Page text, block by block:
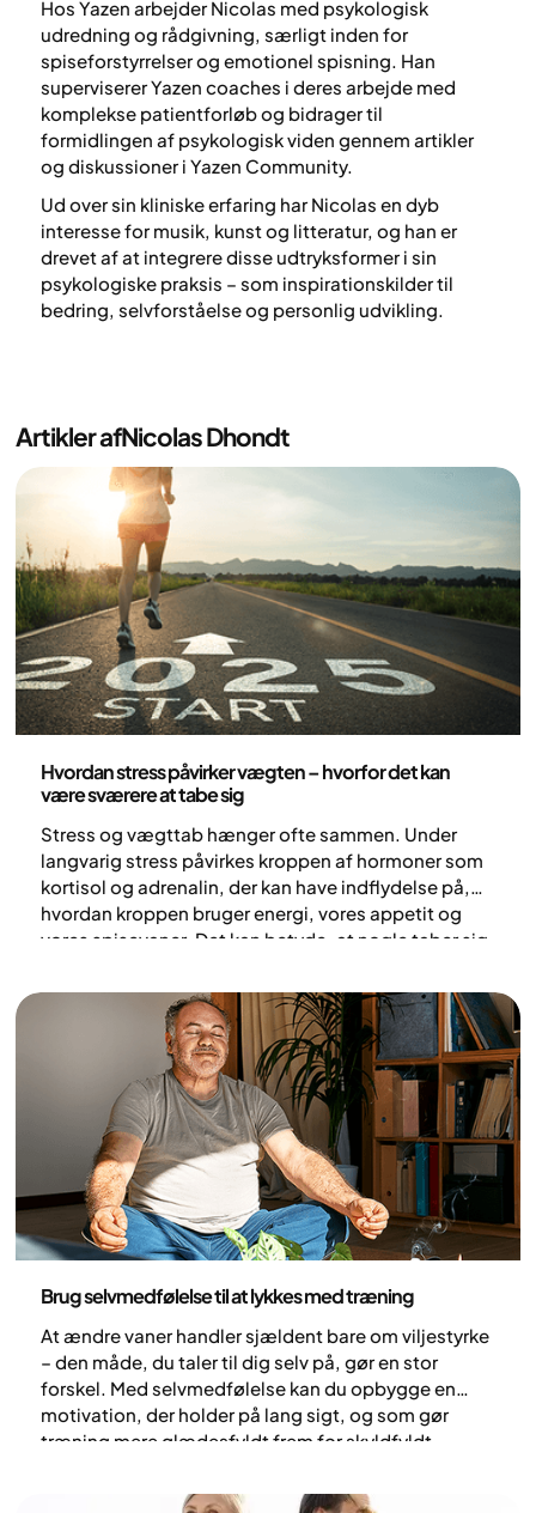
Hos Yazen arbejder Nicolas med psykologisk
udredning og rådgivning, særligt inden for
spiseforstyrrelser og emotionel spisning. Han
superviserer Yazen coaches i deres arbejde med
komplekse patientforløb og bidrager til
formidlingen af psykologisk viden gennem artikler
og diskussioner i Yazen Community.
Ud over sin kliniske erfaring har Nicolas en dyb
interesse for musik, kunst og litteratur, og han er
drevet af at integrere disse udtryksformer i sin
psykologiske praksis – som inspirationskilder til
bedring, selvforståelse og personlig udvikling.
Artikler afNicolas Dhondt
Hvordan stress påvirker vægten – hvorfor det kan
være sværere at tabe sig
Stress og vægttab hænger ofte sammen. Under
langvarig stress påvirkes kroppen af hormoner som
kortisol og adrenalin, der kan have indflydelse på,
hvordan kroppen bruger energi, vores appetit og
vores spisevaner. Det kan betyde, at nogle taber sig,
tager på i vægt (1).
Brug selvmedfølelse til at lykkes med træning
At ændre vaner handler sjældent bare om viljestyrke
– den måde, du taler til dig selv på, gør en stor
forskel. Med selvmedfølelse kan du opbygge en
motivation, der holder på lang sigt, og som gør
træning mere glædesfyldt frem for skyldfyldt.